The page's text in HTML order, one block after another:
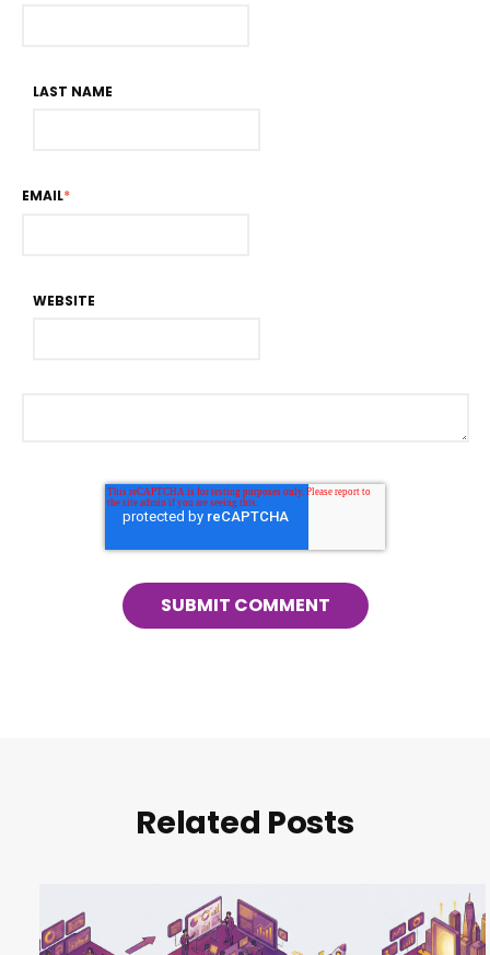
LAST NAME
EMAIL*
WEBSITE
Related Posts